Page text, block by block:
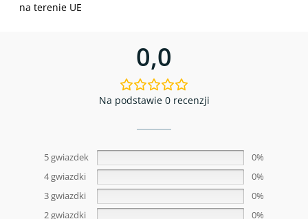
na terenie UE
0,0
Na podstawie 0 recenzji
5 gwiazdek
0%
4 gwiazdki
0%
3 gwiazdki
0%
2 gwiazdki
0%